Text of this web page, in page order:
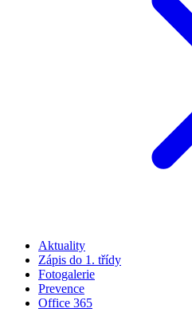
Aktuality
Zápis do 1. třídy
Fotogalerie
Prevence
Office 365